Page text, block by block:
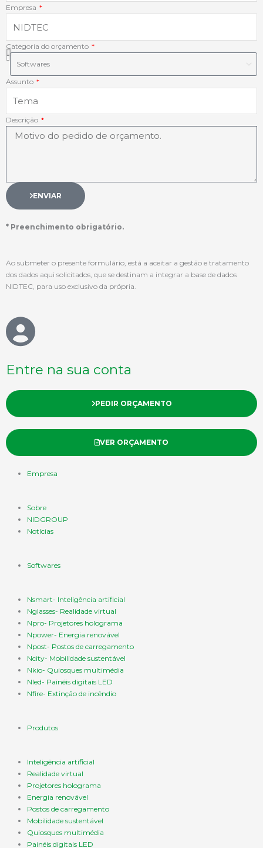
n
Empresa
Categoria do orçamento
Assunto
Descrição
ENVIAR
* Preenchimento obrigatório.
Ao submeter o presente formulário, está a aceitar a gestão e tratamento
dos dados aqui solicitados, que se destinam a integrar a base de dados
NIDTEC, para uso exclusivo da própria.
Entre na sua conta
PEDIR ORÇAMENTO
VER ORÇAMENTO
Empresa
Sobre
NIDGROUP
Notícias
Softwares
Nsmart- Inteligência artificial
Nglasses- Realidade virtual
Npro- Projetores holograma
Npower- Energia renovável
Npost- Postos de carregamento
Ncity- Mobilidade sustentável
Nkio- Quiosques multimédia
Nled- Painéis digitais LED
Nfire- Extinção de incêndio
Produtos
Inteligência artificial
Realidade virtual
Projetores holograma
Energia renovável
Postos de carregamento
Mobilidade sustentável
Quiosques multimédia
Painéis digitais LED